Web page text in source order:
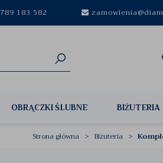
183 582
OBRĄCZKI ŚLUBNE BIŻUTERIA
Strona główna Biżuteria